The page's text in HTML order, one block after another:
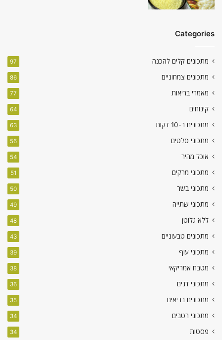
Categories
מתכונים קלים להכנה 97
מתכונים צמחוניים 86
מאמרי בריאות 77
קינוחים 64
מתכונים ב-10 דקות 63
מתכוני סלטים 56
אוכל מהיר 54
מתכוני מרקים 51
מתכוני בשר 50
מתכוני שתייה 49
ללא גלוטן 48
מתכונים טבעוניים 43
מתכוני עוף 39
מטבח אמריקאי 38
מתכוני דגים 36
מתכונים בריאים 35
מתכוני רטבים 34
פסטות 34